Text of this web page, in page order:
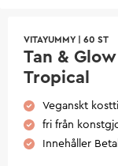
VITAYUMMY 60 ST
Tan &
Tropical
Veganskt
fri från
Innehåller